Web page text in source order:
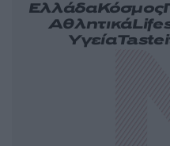
ΕλλάδαΚόσμος
Αθλητικά
Υγεία